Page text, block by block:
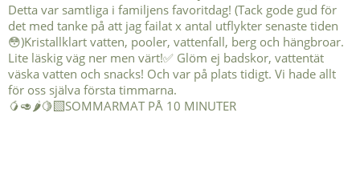
🥭🥑🌶️🍋‍🟩SOMMARMAT PÅ 10 MINUTER